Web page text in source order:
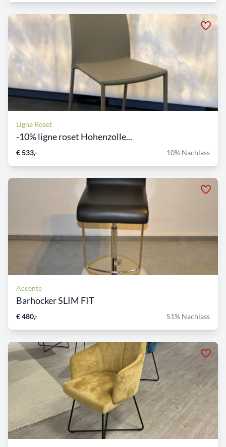
Ligne Roset
-10% ligne roset Hohenzolle...
€ 533,- 10% Nachlass
Accente
Barhocker SLIM FIT
€ 480,- 51% Nachlass